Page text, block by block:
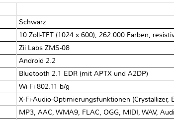
Schwarz
10 Zoll-TFT (1024 x 600), 262.000 Farben,
Zii Labs ZMS-08
Android 2.2
Bluetooth 2.1 EDR (mit APTX und A2DP)
Wi-Fi 802.11 b/g
X-Fi-Audio-Optimierungsfunktionen (Crystallizer,
MP3, AAC, WMA9, FLAC, OGG, MIDI, WAV,